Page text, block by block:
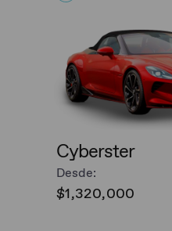
Cyberster
Desde:
$1,320,000